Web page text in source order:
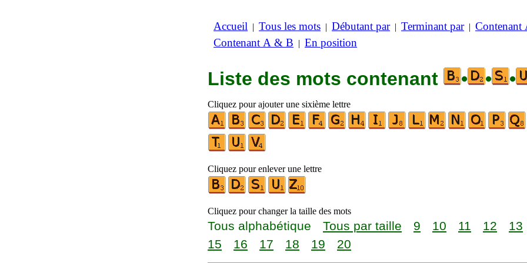
Accueil | Tous les mots | Débutant par| Terminant par| Contenant
Contenant A & B | En position
Liste des mots contenant • • •
Cliquez pour ajouter une sixième lettre
Cliquez pour enlever une lettre
Cliquez pour changer la taille des mots
Tous alphabétique Tous par taille 9 10 11 12 13
15
16 17 18 19 20